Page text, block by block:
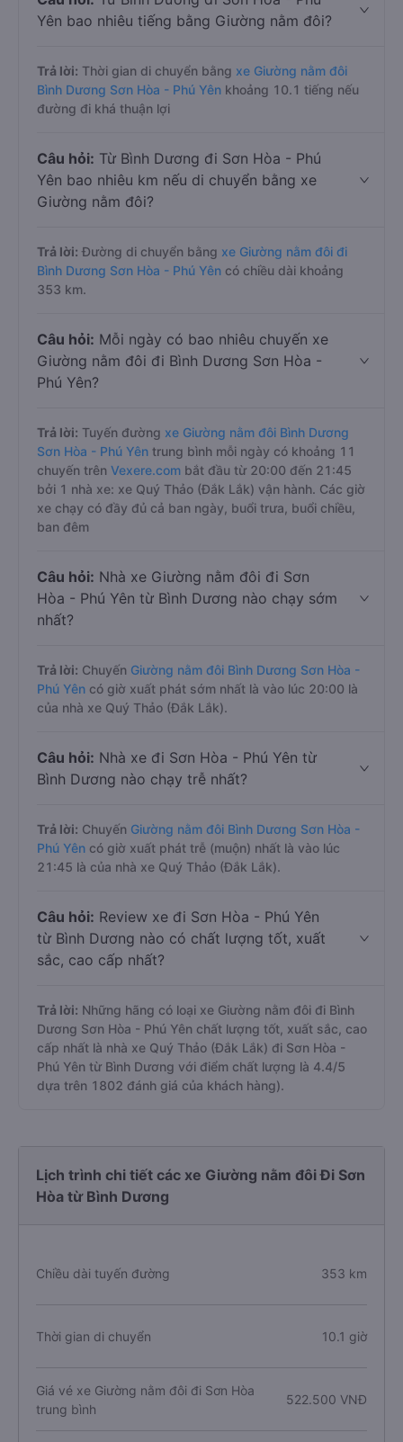
Yên bao nhiêu tiếng bằng Giường nằm đôi?
Trả lời: Thời gian di chuyển bằng xe Giường nằm đôi
Bình Dương Sơn Hòa - Phú Yên khoảng 10.1 tiếng nếu
đường đi khá thuận lợi
Câu hỏi: Từ Bình Dương đi Sơn Hòa - Phú
Yên bao nhiêu km nếu di chuyển bằng xe
Giường nằm đôi?
Trả lời: Đường di chuyển bằng xe Giường nằm đôi đi
Bình Dương Sơn Hòa - Phú Yên có chiều dài khoảng
353 km.
Câu hỏi: Mỗi ngày có bao nhiêu chuyến xe
Giường nằm đôi đi Bình Dương Sơn Hòa -
Phú Yên?
Trả lời: Tuyến đường xe Giường nằm đôi Bình Dương
Sơn Hòa - Phú Yên trung bình mỗi ngày có khoảng 11
chuyến trên Vexere.com bắt đầu từ 20:00 đến 21:45
bởi 1 nhà xe: xe Quý Thảo (Đắk Lắk) vận hành. Các giờ
xe chạy có đầy đủ cả ban ngày, buổi trưa, buổi chiều,
ban đêm
Câu hỏi: Nhà xe Giường nằm đôi đi Sơn
Hòa - Phú Yên từ Bình Dương nào chạy sớm
nhất?
Trả lời: Chuyến Giường nằm đôi Bình Dương Sơn Hòa -
Phú Yên có giờ xuất phát sớm nhất là vào lúc 20:00 là
của nhà xe Quý Thảo (Đắk Lắk).
Câu hỏi: Nhà xe đi Sơn Hòa - Phú Yên từ
Bình Dương nào chạy trễ nhất?
Trả lời: Chuyến Giường nằm đôi Bình Dương Sơn Hòa -
Phú Yên có giờ xuất phát trễ (muộn) nhất là vào lúc
21:45 là của nhà xe Quý Thảo (Đắk Lắk).
Câu hỏi: Review xe đi Sơn Hòa - Phú Yên
từ Bình Dương nào có chất lượng tốt, xuất
sắc, cao cấp nhất?
Trả lời: Những hãng có loại xe Giường nằm đôi đi Bình
Dương Sơn Hòa - Phú Yên chất lượng tốt, xuất sắc, cao
cấp nhất là nhà xe Quý Thảo (Đắk Lắk) đi Sơn Hòa -
Phú Yên từ Bình Dương với điểm chất lượng là 4.4/5
dựa trên 1802 đánh giá của khách hàng).
Lịch trình chi tiết các xe Giường nằm đôi Đi Sơn
Hòa từ Bình Dương
Chiều dài tuyến đường 353 km
Thời gian di chuyển 10.1 giờ
Giá vé xe Giường nằm đôi đi Sơn Hòa
trung bình
522.500 VNĐ